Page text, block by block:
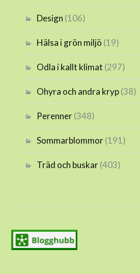
Design (106)
Hälsa i grön miljö (19)
Odla i kallt klimat (297)
Ohyra och andra kryp(38)
Perenner(348)
Sommarblommor(191)
Träd och buskar(403)